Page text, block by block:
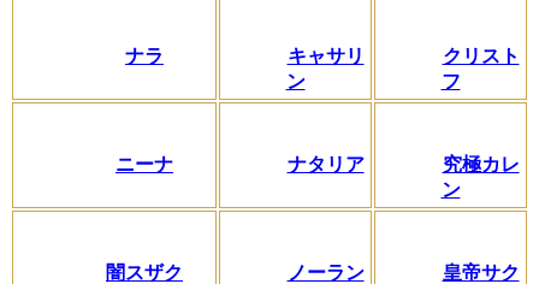
ナラ
キャサリ
ン
クリスト
フ
ニーナ ナタリア
究極カレ
ン
闇スザク
ノーラン
皇帝サク